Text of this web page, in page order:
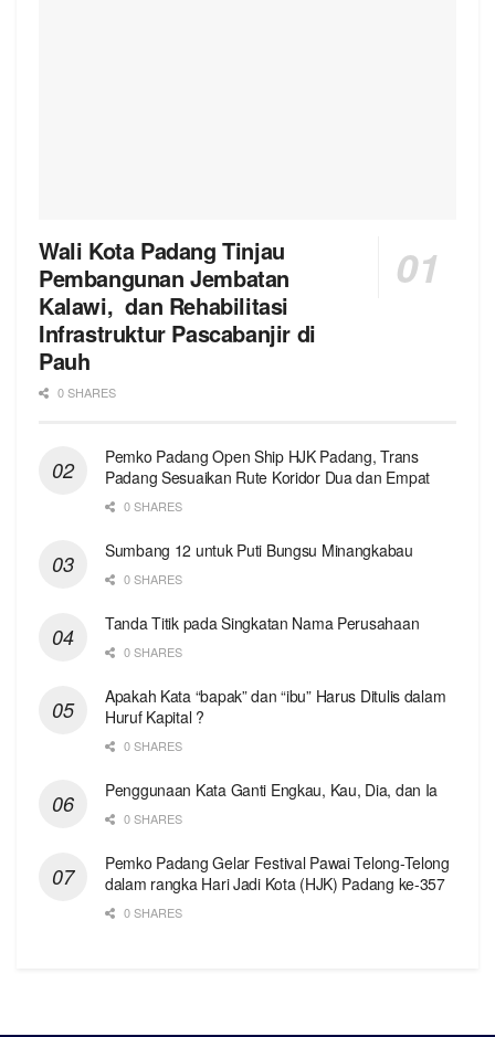
Wali Kota Padang Tinjau
Pembangunan Jembatan
Kalawi, dan Rehabilitasi
Infrastruktur Pascabanjir di
Pauh
0 SHARES
Pemko Padang Open Ship HJK Padang, Trans
Padang Sesuaikan Rute Koridor Dua dan Empat
0 SHARES
Sumbang 12 untuk Puti Bungsu Minangkabau
0 SHARES
Tanda Titik pada Singkatan Nama Perusahaan
0 SHARES
Apakah Kata “bapak” dan “ibu” Harus Ditulis dalam
Huruf Kapital ?
0 SHARES
Penggunaan Kata Ganti Engkau, Kau, Dia, dan Ia
0 SHARES
Pemko Padang Gelar Festival Pawai Telong-Telong
dalam rangka Hari Jadi Kota (HJK) Padang ke-357
0 SHARES